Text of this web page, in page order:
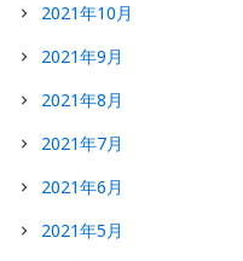
2021年10月
2021年9月
2021年8月
2021年7月
2021年6月
2021年5月